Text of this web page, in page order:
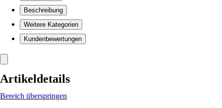
Beschreibung
Weitere Kategorien
Kundenbewertungen
Artikeldetails
Bereich überspringen